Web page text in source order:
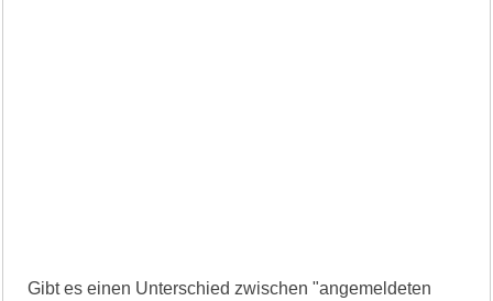
Gibt es einen Unterschied zwischen "angemeldeten